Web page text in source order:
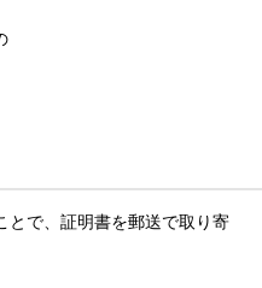
とで、証明書を郵送で取り寄